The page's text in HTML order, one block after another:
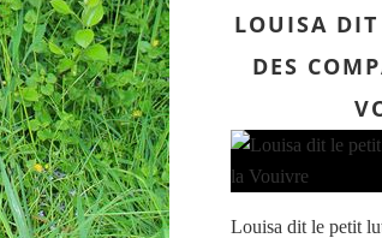
LOUISA
DES
Louisa dit le petit